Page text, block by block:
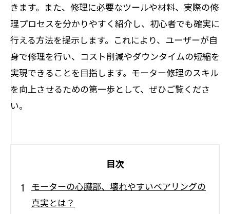
きます。また、修理に必要なツールや材料、実際の修
理プロセスを分かりやすく紹介し、初心者でも確実に
行える方法を提示します。これにより、ユーザーが自
身で修理を行い、コスト削減やダウンタイムの短縮を
実現できることを目指します。モーター修理のスキル
を向上させるための第一歩として、ぜひご覧くださ
い。
目次
モーターの心臓部、壊れやすいベアリングの
真実とは？